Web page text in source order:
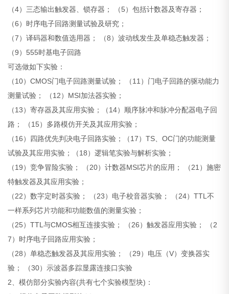
（4）三态输出触发器、锁存器； （5）包括计数器及寄存器；
（6）时序电子回路测量试验及研究；
（7）译码器和数值选用器； （8）波动线发生及单稳态触发器；
（9）555时基电子回路
可选做如下实验：
（10）CMOS门电子回路测量试验； （11）门电子回路的驱动能力
测量试验； （12）MSI加法器实验；
（13）寄存器及其应用实验；（14）顺序脉冲和脉冲分配器电子回
路； （15）多路模仿开关及其应用实验；
（16）四路优先判决电子回路实验；（17）TS、OC门的功能测量
试验及其应用实验；（18）逻辑笔实验与解析实验；
（19）竞争冒险实验； （20）计数器MSI芯片的应用； （21）施密
特触发器及其应用实验；
（22）数字定时器实验； （23）电子校音器实验； （24）TTL不
一样系列芯片功能和功能数值的测量实验；
（25）TTL与CMOS相互连接实验； （26）触发器应用实验； （2
7）时序电子回路应用实验；
（28）单稳态触发器及其应用实验； （29）电压（V）变换器实
验； （30）示波器多踪显露连接口实验
2、模仿部分实验内容(共有七个实验模型块)：